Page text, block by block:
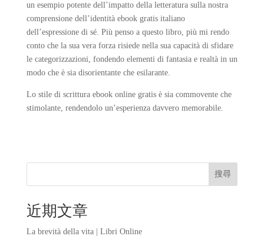
un esempio potente dell’impatto della letteratura sulla nostra
comprensione dell’identità ebook gratis italiano
dell’espressione di sé. Più penso a questo libro, più mi rendo
conto che la sua vera forza risiede nella sua capacità di sfidare
le categorizzazioni, fondendo elementi di fantasia e realtà in un
modo che è sia disorientante che esilarante.
Lo stile di scrittura ebook online gratis è sia commovente che
stimolante, rendendolo un’esperienza davvero memorabile.
搜尋
近期文章
La brevità della vita | Libri Online